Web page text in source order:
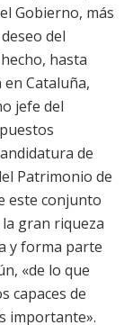
Gobierno, más
del
hasta
Cataluña,
jefe del
de
Patrimonio de
este conjunto
gran riqueza
y forma parte
«de lo que
capaces de
importante».